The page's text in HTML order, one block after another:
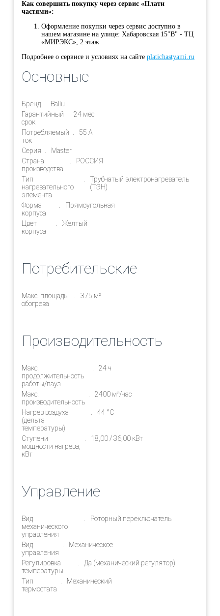
Как совершить покупку через сервис «Плати
частями»:
Оформление покупки через сервис доступно в
нашем магазине на улице: Хабаровская 15"В" - ТЦ
«МИРЭКС», 2 этаж
Подробнее о сервисе и условиях на сайте platichastyami.ru
Основные
Бренд
Ballu
Гарантийный
срок
24 мес
Потребляемый
ток
55 А
Серия
Master
Страна
производства
РОССИЯ
Тип
нагревательного
элемента
Трубчатый электронагреватель
(ТЭН)
Форма
корпуса
Прямоугольная
Цвет
корпуса
Желтый
Потребительские
Макс. площадь
обогрева
375 м²
Производительность
Макс.
продолжительность
работы/пауз
24 ч
Макс.
производительность
2400 м³/час
Нагрев воздуха
(дельта
температуры)
44 °С
Ступени
мощности нагрева,
кВт
18,00 / 36,00 кВт
Управление
Вид
механического
управления
Роторный переключатель
Вид
управления
Механическое
Регулировка
температуры
Да (механический регулятор)
Тип
термостата
Механический